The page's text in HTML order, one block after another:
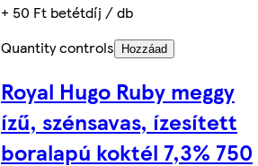
+ 50 Ft betétdíj / db
Quantity controls
Hozzáad
Royal Hugo Ruby meggy
ízű, szénsavas, ízesített
boralapú koktél 7,3% 750